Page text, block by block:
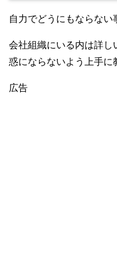
自力でどうにもならない
会社組織にいる内は詳し
惑にならないよう上手に
広告